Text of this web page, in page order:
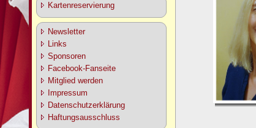
Kartenreservierung
Newsletter
Links
Sponsoren
Facebook-Fanseite
Mitglied werden
Impressum
Datenschutzerklärung
Haftungsausschluss